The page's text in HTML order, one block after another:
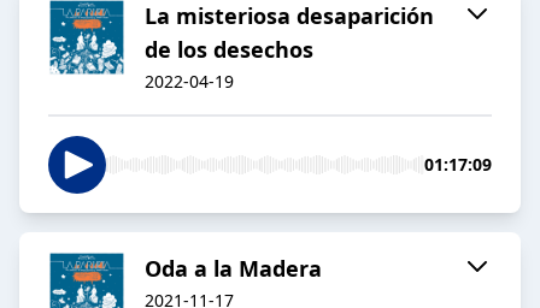
La misteriosa desaparición
de los desechos
2022-04-19
01:17:09
Oda a la Madera
2021-11-17